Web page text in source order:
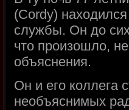
(Cordy)
службы. Он до
что произошло,
объяснения.
Он и его коллега
необъяснимых